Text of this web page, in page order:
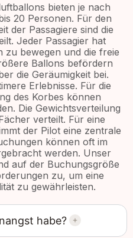
bieten je nach
20 Personen. Für den
der Passagiere sind die
Jeder Passagier hat
zu bewegen und die freie
Ballons befördern
die Geräumigkeit bei.
Erlebnisse. Für die
des Korbes können
Die Gewichtsverteilung
verteilt. Für eine
der Pilot eine zentrale
können oft im
werden. Unser
auf der Buchungsgröße
zu, um eine
zu gewährleisten.
habe?